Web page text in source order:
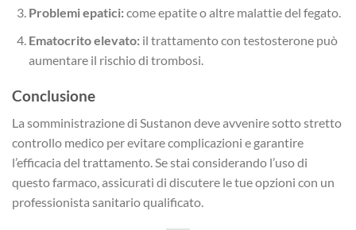
Problemi epatici:come epatite o altre malattie del fegato.
Ematocrito elevato:il trattamento con testosterone può
aumentare il rischio di trombosi.
Conclusione
La somministrazione di Sustanon deve avvenire sotto stretto
controllo medico per evitare complicazioni e garantire
l’efficacia del trattamento. Se stai considerando l’uso di
questo farmaco, assicurati di discutere le tue opzioni con un
professionista sanitario qualificato.